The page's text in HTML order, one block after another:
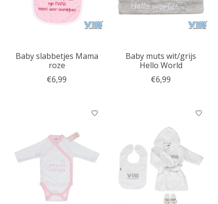
Baby slabbetjes Mama
roze
€6,99
Baby muts wit/grijs
Hello World
€6,99